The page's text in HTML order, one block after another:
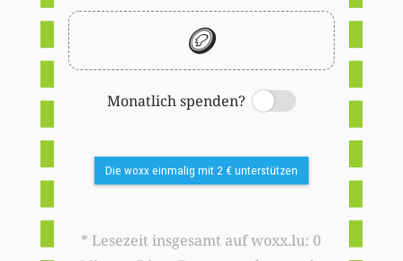
🪙
Monatlich spenden?
Switch
Die woxx einmalig mit 2 € unterstützen
* Lesezeit insgesamt auf woxx.lu: 0